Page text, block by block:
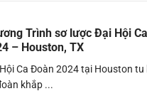
Trình sơ lược Đại Hội
– Houston, TX
Ca Đoàn 2024 tại Houston
khắp ...